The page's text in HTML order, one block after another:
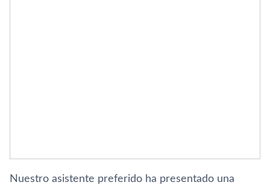
Nuestro asistente preferido ha presentado una